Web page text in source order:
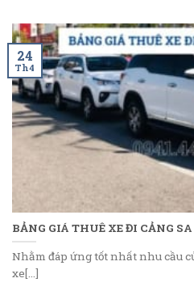
BẢNG GIÁ THUÊ XE ĐI CẢNG
Nhằm đáp ứng tốt nhất nhu cầu
xe[...]
24
Th4